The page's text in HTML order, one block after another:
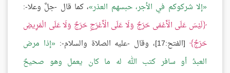
إلا شركوكم في الأجر، حبسهم العذر ، كما قال -جلَّ وعلا-:
لَيْسَ عَلَى الْأَعْمَى حَرَجٌ وَلَا عَلَى الْأَعْرَجِ حَرَجٌ وَلَا عَلَى الْمَرِيضِ
حَرَجٌ [الفتح:17]، وقال -عليه الصلاة والسلام-:
إذا مرض
العبدُ أو سافر كتب الله له ما كان يعمل وهو صحيحٌ